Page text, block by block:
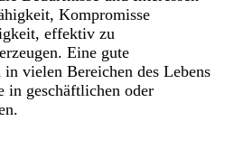
Kompromisse
effektiv zu
Eine gute
vielen Bereichen des Lebens
in geschäftlichen oder